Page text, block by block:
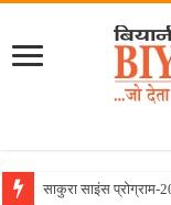
साकुरा साइंस प्रोग्राम-